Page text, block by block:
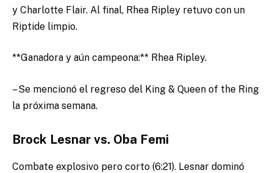
y Charlotte Flair. Al final, Rhea Ripley retuvo con un
Riptide limpio.
**Ganadora y aún campeona:** Rhea Ripley.
– Se mencionó el regreso del King & Queen of the Ring
la próxima semana.
Brock Lesnar vs. Oba Femi
Combate explosivo pero corto (6:21). Lesnar dominó